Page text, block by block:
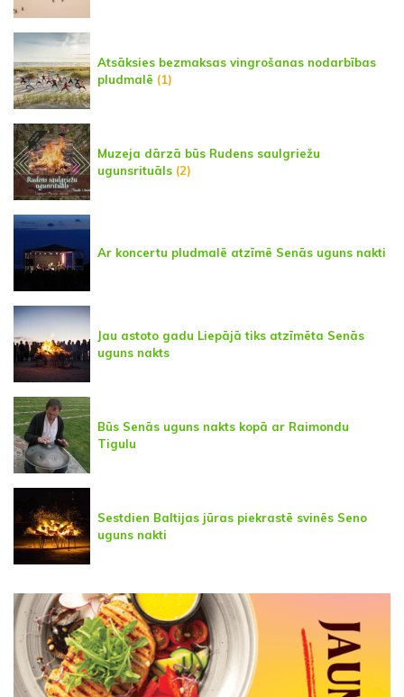
Atsāksies bezmaksas vingrošanas nodarbības
pludmalē (1)
Muzeja dārzā būs Rudens saulgriežu
ugunsrituāls (2)
Ar koncertu pludmalē atzīmē Senās uguns nakti
Jau astoto gadu Liepājā tiks atzīmēta Senās
uguns nakts
Būs Senās uguns nakts kopā ar Raimondu
Tigulu
Sestdien Baltijas jūras piekrastē svinēs Seno
uguns nakti